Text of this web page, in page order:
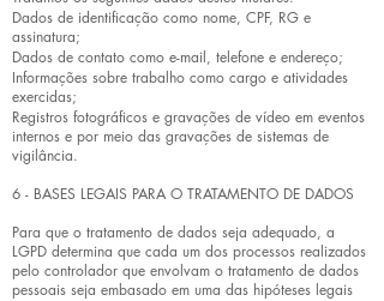
Dados de identificação como nome, CPF, RG e
assinatura;
Dados de contato como e-mail, telefone e endereço;
Informações sobre trabalho como cargo e atividades
exercidas;
Registros fotográficos e gravações de vídeo em eventos
internos e por meio das gravações de sistemas de
vigilância.
6 - BASES LEGAIS PARA O TRATAMENTO DE DADOS
Para que o tratamento de dados seja adequado, a
LGPD determina que cada um dos processos realizados
pelo controlador que envolvam o tratamento de dados
pessoais seja embasado em uma das hipóteses legais